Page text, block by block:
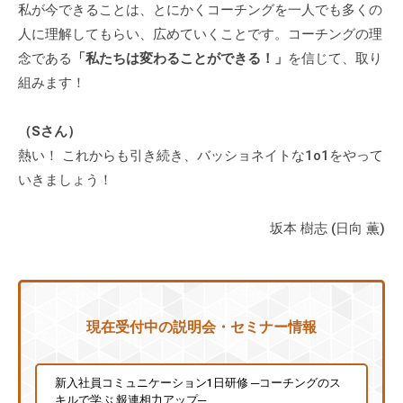
私が今できることは、とにかくコーチングを一人でも多くの
人に理解してもらい、広めていくことです。コーチングの理
念である
「私たちは変わることができる！」 を信じて、取り
組みます！
（Sさん）
熱い！ これからも引き続き、バッショネイトな1o1をやって
いきましょう！
坂本 樹志 (日向 薫)
現在受付中の説明会・セミナー情報
新入社員コミュニケーション1日研修 ─コーチングのス
キルで学ぶ 報連相力アップ─